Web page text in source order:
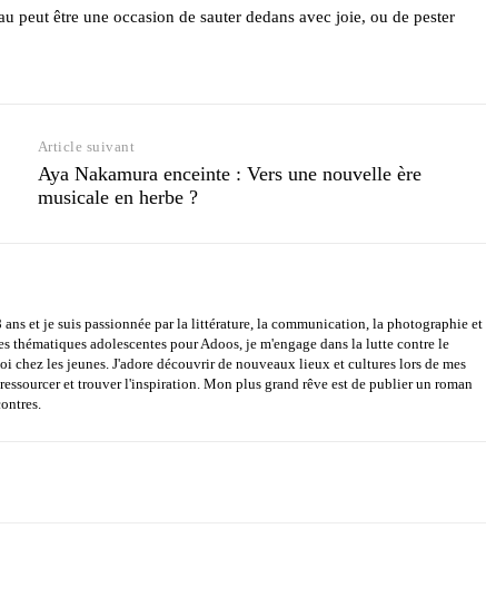
peut être une occasion de sauter dedans avec joie, ou de pester
Article suivant
Aya Nakamura enceinte : Vers une nouvelle ère
musicale en herbe ?
et je suis passionnée par la littérature, la communication, la photographie et
thématiques adolescentes pour Adoos, je m'engage dans la lutte contre le
chez les jeunes. J'adore découvrir de nouveaux lieux et cultures lors de mes
et trouver l'inspiration. Mon plus grand rêve est de publier un roman